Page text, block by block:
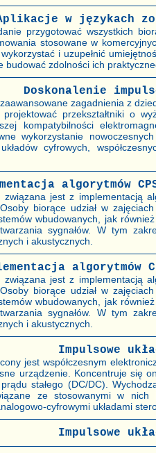
w językach
przygotować wszystkich
stosowane w
i uzupełnić
budować zdolności ich
Doskonalenie
zagadnienia z
przekształtniki o
kompatybilności
wykorzystanie
cyfrowych,
algorytmów
związana jest z implementacją
biorące udział w
wbudowanych, jak
sygnałów. W tym
i akustycznych.
algorytmów
związana jest z implementacją
biorące udział w
wbudowanych, jak
sygnałów. W tym
i akustycznych.
Impulsowe
jest współczesnym
urządzenie. Koncentruje się
stałego (DC/DC).
ze stosowanymi w
cyfrowymi układami
Impulsowe